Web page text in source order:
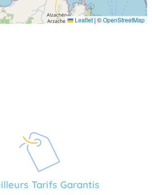
Leaflet | ©OpenStreetMap
Tarifs Garantis